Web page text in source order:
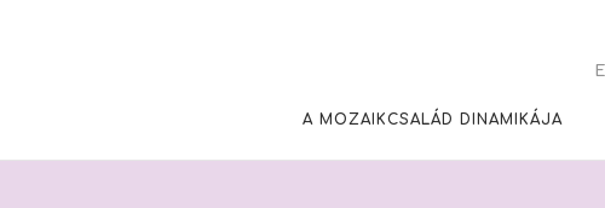
A MOZAIKCSALÁD DINAMIKÁJA